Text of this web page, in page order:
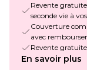
Revente
seconde vie à
Couverture
avec
Revente
En savoir plus